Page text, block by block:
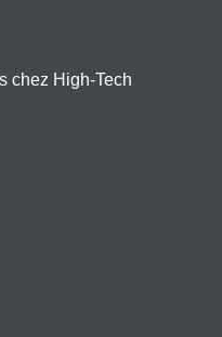
chez High-Tech